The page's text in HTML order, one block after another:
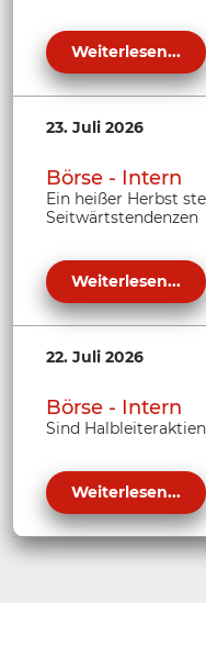
Weiterlesen...
23. Juli 2026
Börse - Intern
Ein heißer Herbst
Seitwärtstendenzen
Weiterlesen...
22. Juli 2026
Börse - Intern
Sind
Weiterlesen...